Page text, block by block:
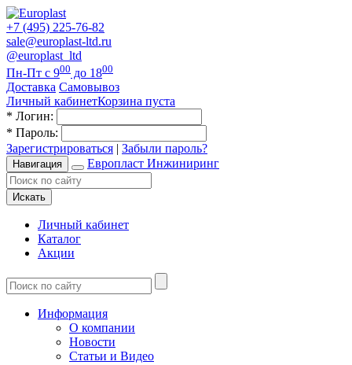
+7 (495) 225-76-82
sale@europlast-ltd.ru
@europlast_ltd
Пн-Пт с 900 до 1800
Доставка Самовывоз
Личный кабинетКорзина пуста
* Логин:
* Пароль:
Зарегистрироваться | Забыли пароль?
Навигация Европласт Инжиниринг
Искать
Личный кабинет
Каталог
Акции
Информация
О компании
Новости
Статьи и Видео